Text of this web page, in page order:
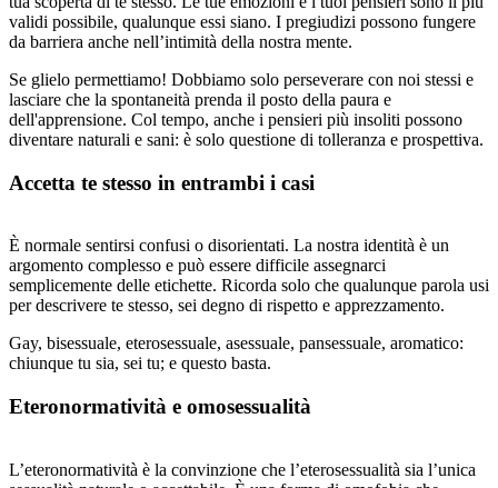
validi possibile, qualunque essi siano. I pregiudizi possono fungere
da barriera anche nell’intimità della nostra mente.
Se glielo permettiamo! Dobbiamo solo perseverare con noi stessi e
lasciare che la spontaneità prenda il posto della paura e
dell'apprensione. Col tempo, anche i pensieri più insoliti possono
diventare naturali e sani: è solo questione di tolleranza e prospettiva.
Accetta te stesso in entrambi i casi
È normale sentirsi confusi o disorientati. La nostra identità è un
argomento complesso e può essere difficile assegnarci
semplicemente delle etichette. Ricorda solo che qualunque parola usi
per descrivere te stesso, sei degno di rispetto e apprezzamento.
Gay, bisessuale, eterosessuale, asessuale, pansessuale, aromatico:
chiunque tu sia, sei tu; e questo basta.
Eteronormatività e omosessualità
L’eteronormatività è la convinzione che l’eterosessualità sia l’unica